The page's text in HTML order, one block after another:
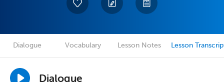
Dialogue Vocabulary Lesson Notes Lesson
Dialogue